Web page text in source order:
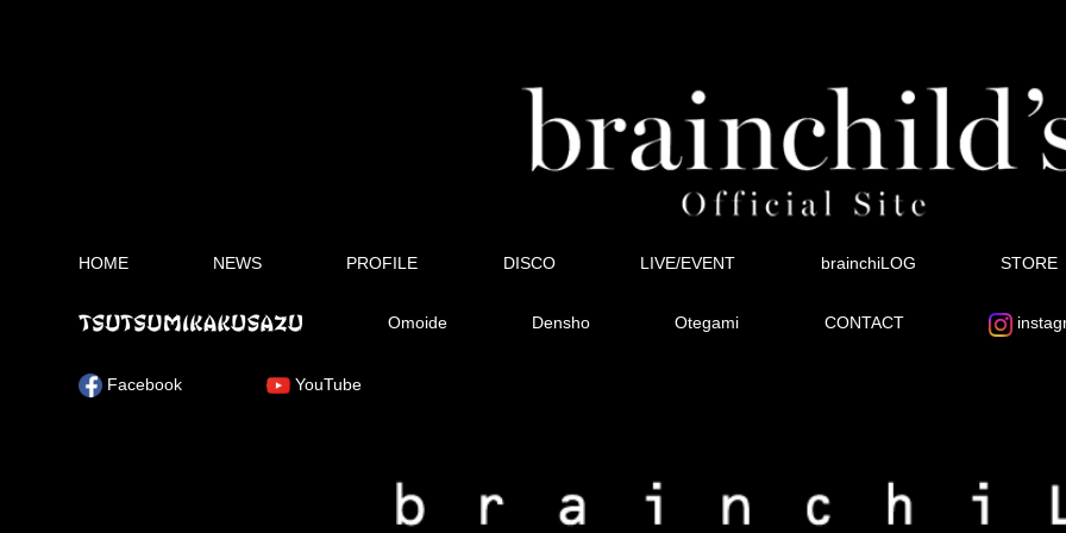
HOME NEWS PROFILE DISCO LIVE/EVENT brainchiLOG STORE
Omoide Densho Otegami CONTACT
Facebook YouTube